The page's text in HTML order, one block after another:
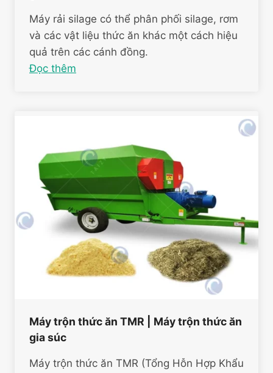
Máy rải silage có thể phân phối silage, rơm
và các vật liệu thức ăn khác một cách hiệu
quả trên các cánh đồng.
Đọc thêm
Máy trộn thức ăn TMR | Máy trộn thức ăn
gia súc
Máy trộn thức ăn TMR (Tổng Hỗn Hợp Khẩu